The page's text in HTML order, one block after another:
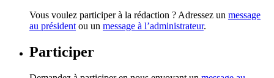
Vous voulez participer à la rédaction ? Adressez un message
au président ou un message à l’administrateur.
Participer